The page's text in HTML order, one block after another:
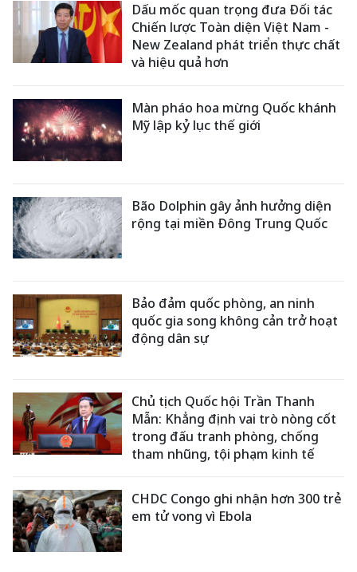
Dấu mốc quan trọng đưa Đối tác
Chiến lược Toàn diện Việt Nam -
New Zealand phát triển thực chất
và hiệu quả hơn
Màn pháo hoa mừng Quốc khánh
Mỹ lập kỷ lục thế giới
Bão Dolphin gây ảnh hưởng diện
rộng tại miền Đông Trung Quốc
Bảo đảm quốc phòng, an ninh
quốc gia song không cản trở hoạt
động dân sự
Chủ tịch Quốc hội Trần Thanh
Mẫn: Khẳng định vai trò nòng cốt
trong đấu tranh phòng, chống
tham nhũng, tội phạm kinh tế
CHDC Congo ghi nhận hơn 300 trẻ
em tử vong vì Ebola